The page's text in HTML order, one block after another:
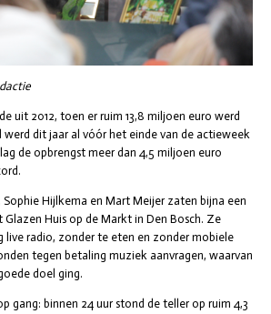
uit 2012, toen er ruim 13,8 miljoen euro werd
werd dit jaar al vóór het einde van de actieweek
de opbrengst meer dan 4,5 miljoen euro
Sophie Hijlkema en Mart Meijer zaten bijna een
Huis op de Markt in Den Bosch. Ze
live radio, zonder te eten en zonder mobiele
tegen betaling muziek aanvragen, waarvan
doel ging.
gang: binnen 24 uur stond de teller op ruim 4,3